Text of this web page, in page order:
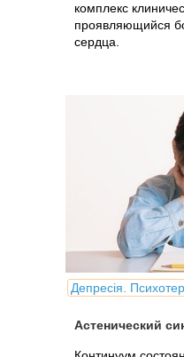
комплекс
проявляющийся
сердца.
Депресія.
Астенический